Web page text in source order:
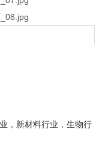
，新材料行业，生物行